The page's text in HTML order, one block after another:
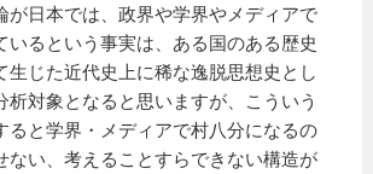
が日本では、政界や学界やメディアで
いるという事実は、ある国のある歴史
生じた近代史上に稀な逸脱思想史とし
析対象となると思いますが、こういう
ると学界・メディアで村八分になるの
ない、考えることすらできない構造が